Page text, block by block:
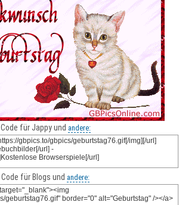
Code für Jappy und andere:
Code für Blogs und andere: